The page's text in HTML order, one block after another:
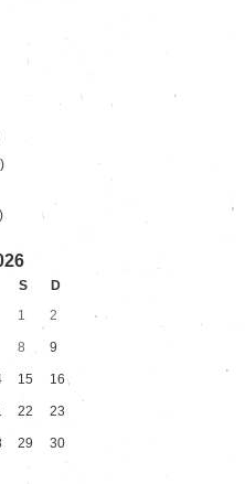
S
D
1
2
8 9
15 16
22 23
29 30